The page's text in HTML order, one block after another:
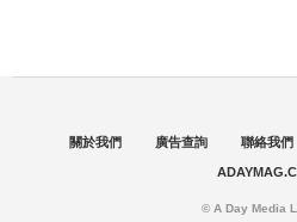
關於我們 廣告查詢 聯絡我們
© A Day Media